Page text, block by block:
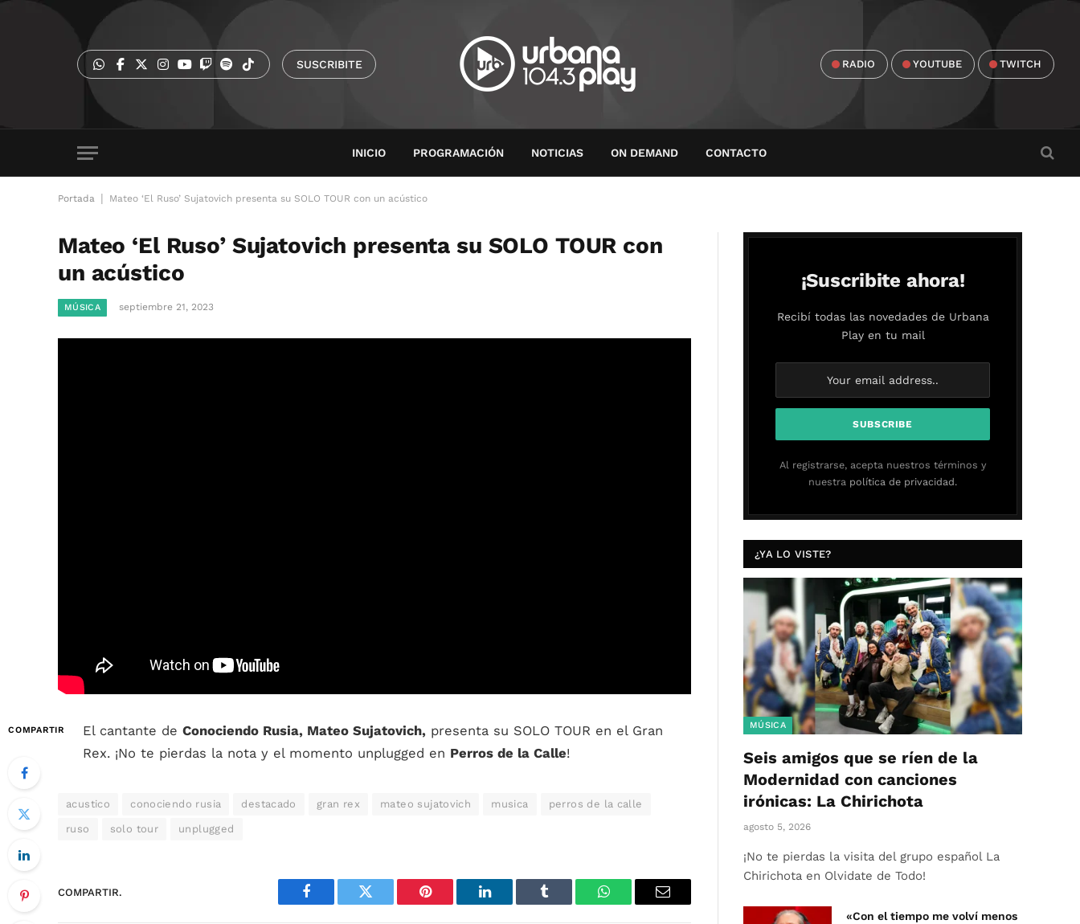
SUSCRIBITE RADIO YOUTUBE TWITCH
INICIO PROGRAMACIÓN NOTICIAS ON DEMAND CONTACTO
Portada Mateo ‘El Ruso’ Sujatovich presenta su SOLO TOUR con un acústico
Mateo ‘El Ruso’ Sujatovich presenta su SOLO TOUR con
un acústico
MÚSICA septiembre 21, 2023
COMPARTIR El cantante de Conociendo Rusia, Mateo Sujatovich, presenta su SOLO TOUR en el Gran
Rex. ¡No te pierdas la nota y el momento unplugged en Perros de la Calle!
acustico conociendo rusia destacado gran rex mateo sujatovich musica perros de la calle
ruso solo tour unplugged
COMPARTIR.
Facebook Twitter Pinterest LinkedIn Tumblr WhatsAppEmail
¡Suscribite ahora!
Recibí todas las novedades de Urbana
Play en tu mail
Al registrarse, acepta nuestros términos y
nuestra política de privacidad.
¿YA LO VISTE?
MÚSICA
Seis amigos que se ríen de la
Modernidad con canciones
irónicas: La Chirichota
agosto 5, 2026
¡No te pierdas la visita del grupo español La
Chirichota en Olvidate de Todo!
«Con el tiempo me volví menos